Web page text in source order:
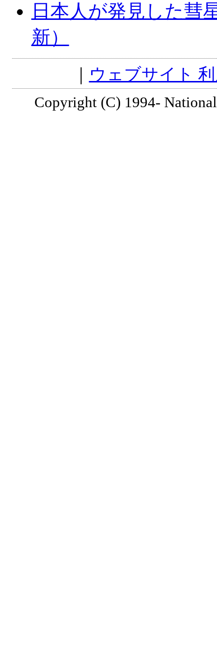
日本人が発見した彗
新）
ウェブサイト
Copyright (C) 1994-